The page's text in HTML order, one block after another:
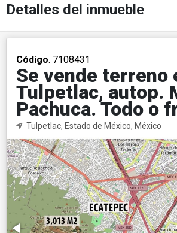
Detalles del inmueble
Código. 7108431
Se vende terreno
Tulpetlac, autop.
Pachuca. Todo o
Tulpetlac, Estado de México, México